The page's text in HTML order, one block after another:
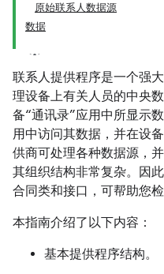
原始联系人数据源
数据
联系人提供程序是一个强
理设备上有关人员的中央
备“通讯录”应用中所显示
用中访问其数据，并在设
供商可处理各种数据源，
其组织结构非常复杂。因
合同类和接口，可帮助您检
本指南介绍了以下内容：
基本提供程序结构。